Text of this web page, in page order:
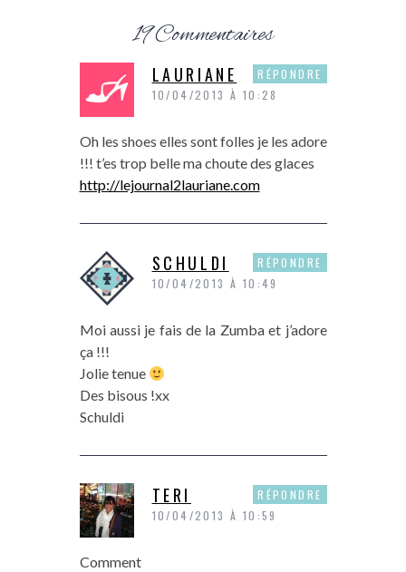
19 Commentaires
LAURIANE
10/04/2013 À 10:28
Oh les shoes elles sont folles je les adore
!!! t’es trop belle ma choute des glaces
http://lejournal2lauriane.com
RÉPONDRE
SCHULDI
10/04/2013 À 10:49
Moi aussi je fais de la Zumba et j’adore
ça !!!
Jolie tenue
Des bisous !xx
Schuldi
RÉPONDRE
TERI
10/04/2013 À 10:59
Comment
RÉPONDRE